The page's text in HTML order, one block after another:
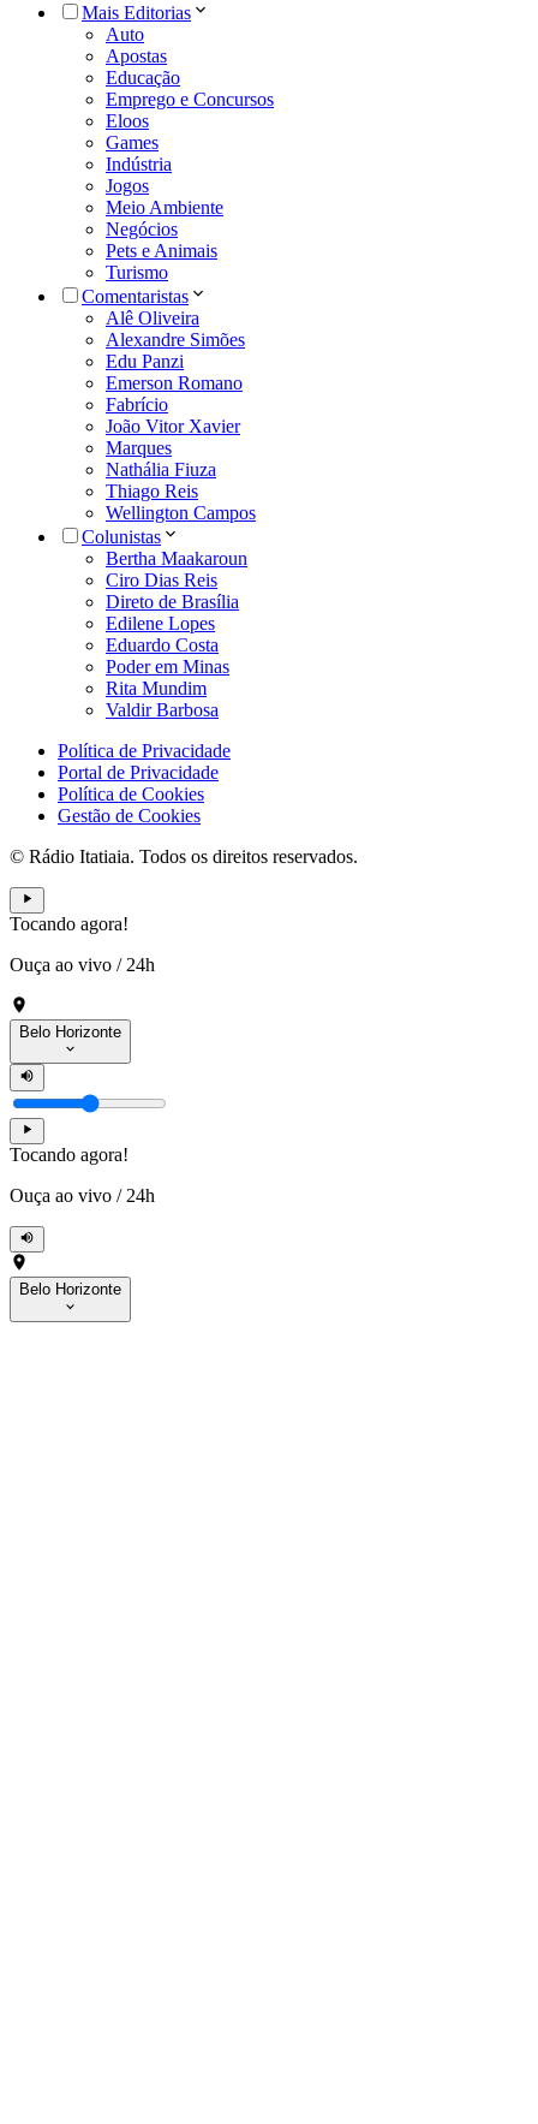
Mais Editorias
Auto
Apostas
Educação
Emprego e Concursos
Eloos
Games
Indústria
Jogos
Meio Ambiente
Negócios
Pets e Animais
Turismo
Comentaristas
Alê Oliveira
Alexandre Simões
Edu Panzi
Emerson Romano
Fabrício
João Vitor Xavier
Marques
Nathália Fiuza
Thiago Reis
Wellington Campos
Colunistas
Bertha Maakaroun
Ciro Dias Reis
Direto de Brasília
Edilene Lopes
Eduardo Costa
Poder em Minas
Rita Mundim
Valdir Barbosa
Política de Privacidade
Portal de Privacidade
Política de Cookies
Gestão de Cookies
© Rádio Itatiaia. Todos os direitos reservados.
Tocando agora!
Ouça ao vivo / 24h
Belo Horizonte
Tocando agora!
Ouça ao vivo / 24h
Belo Horizonte